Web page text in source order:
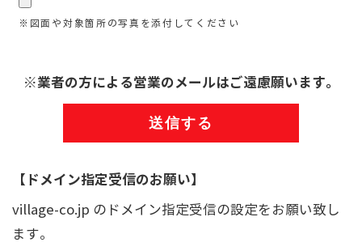
※図面や対象箇所の写真を添付してください
※業者の方による営業のメールはご遠慮願います。
【ドメイン指定受信のお願い】
village-co.jp のドメイン指定受信の設定をお願い致し
ます。